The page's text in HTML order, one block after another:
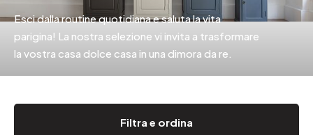
Esci dalla routine quotidiana e saluta la vita
parigina! La nostra selezione vi invita a trasformare
la vostra casa dolce casa in una dimora da re.
Filtra e ordina